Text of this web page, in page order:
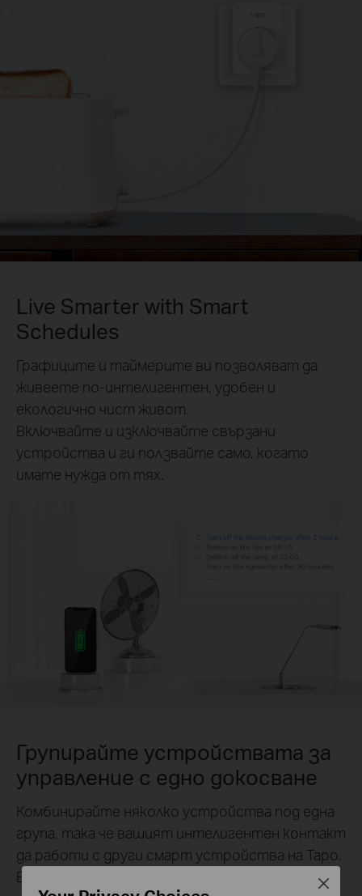
Live Smarter with Smart
Schedules
Графиците и таймерите ви позволяват да
живеете по-интелигентен, удобен и
екологично чист живот.
Включвайте и изключвайте свързани
устройства и ги ползвайте само, когато
имате нужда от тях.
Групирайте устройствата за
управление с едно докосване
Комбинирайте няколко устройства под една
група, така че вашият интелигентен контакт
да работи с други смарт устройства на Tapo.
Включете или изключете всички устройства
Close